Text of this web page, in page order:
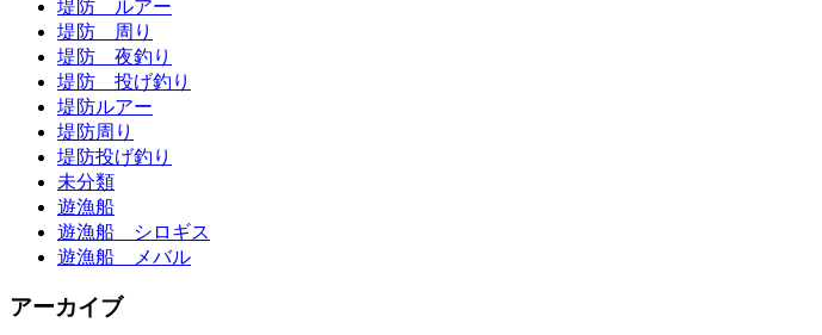
堤防 ルアー
堤防 周り
堤防 夜釣り
堤防 投げ釣り
堤防ルアー
堤防周り
堤防投げ釣り
未分類
遊漁船
遊漁船 シロギス
遊漁船 メバル
アーカイブ